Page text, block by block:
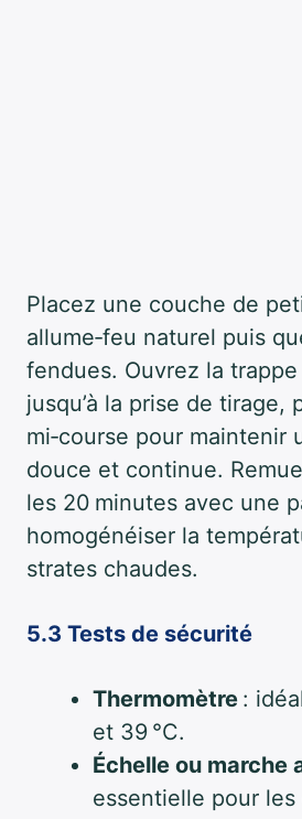
Placez une couche de
allume‑feu naturel puis
fendues. Ouvrez la trappe
jusqu’à la prise de tirage,
mi‑course pour maintenir
douce et continue.
les 20 minutes avec une
homogénéiser la
strates chaudes.
5.3 Tests de sécurité
Thermomètre :
et 39 °C.
Échelle ou marche
essentielle pour